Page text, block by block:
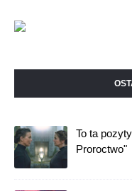
To ta
Proroctwo"